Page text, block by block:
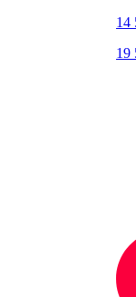
14
19